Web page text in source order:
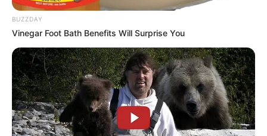
BUZZDAY
Vinegar Foot Bath Benefits Will Surprise You